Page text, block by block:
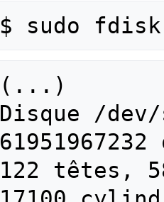
(...)
Disque /
122 têtes,